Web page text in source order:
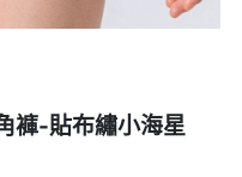
褲-貼布繡小海星